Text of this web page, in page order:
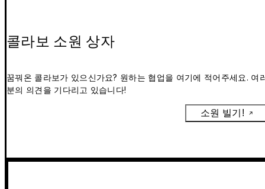
콜라보 소원 상자
꿈꿔온 콜라보가 있으신가요? 원하는 협업을 여기에 적어주세요. 여
분의 의견을 기다리고 있습니다!
소원 빌기!